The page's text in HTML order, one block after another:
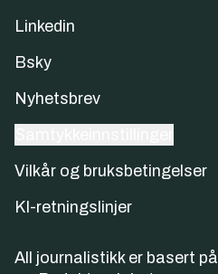
Linkedin
Bsky
Nyhetsbrev
Vilkår og bruksbetingelser
KI-retningslinjer
All journalistikk er basert på